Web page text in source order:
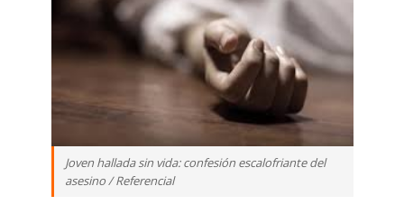
Joven hallada sin vida: confesión escalofriante del
asesino / Referencial